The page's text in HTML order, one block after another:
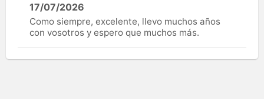
17/07/2026
Como siempre, excelente, llevo muchos años
con vosotros y espero que muchos más.